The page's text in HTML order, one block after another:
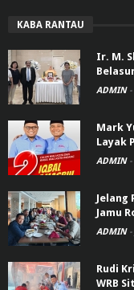
KABA RANTAU
Ir. M.
ADMIN -
Mark
Layak
ADMIN -
Jelang
Jamu
ADMIN -
Rudi
WRB